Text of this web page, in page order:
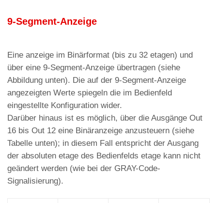
9-Segment-Anzeige
Eine anzeige im Binärformat (bis zu 32 etagen) und
über eine 9-Segment-Anzeige übertragen (siehe
Abbildung unten). Die auf der 9-Segment-Anzeige
angezeigten Werte spiegeln die im Bedienfeld
eingestellte Konfiguration wider.
Darüber hinaus ist es möglich, über die Ausgänge Out
16 bis Out 12 eine Binäranzeige anzusteuern (siehe
Tabelle unten); in diesem Fall entspricht der Ausgang
der absoluten etage des Bedienfelds etage kann nicht
geändert werden (wie bei der GRAY-Code-
Signalisierung).